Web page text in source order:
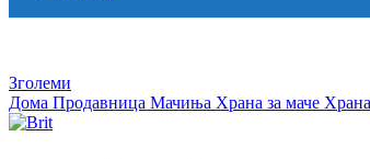
Зголеми
Дома Продавница Мачиња Храна за маче